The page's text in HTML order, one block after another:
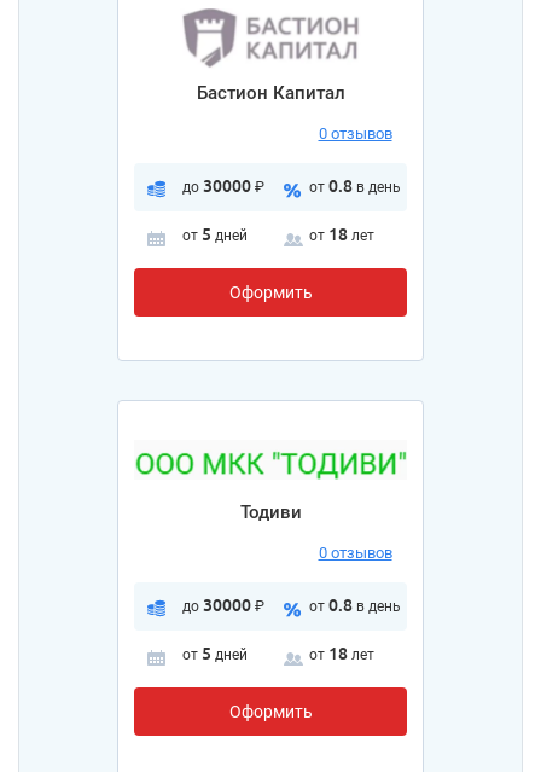
Бастион Капитал
0 отзывов
до 30000 ₽ от 0.8 в день
от 5 дней от 18 лет
Оформить
Тодиви
0 отзывов
до 30000 ₽ от 0.8 в день
от 5 дней от 18 лет
Оформить